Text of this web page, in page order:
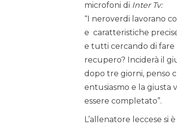
microfoni di Inter Tv:
“I neroverdi lavorano
e caratteristiche
e tutti cercando di fare
recupero? Inciderà il
dopo tre giorni, penso
entusiasmo e la giusta
essere completato”.
L’allenatore leccese